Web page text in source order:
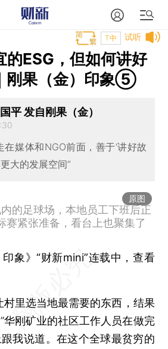
试听
T中
的ESG，但如何讲好
刚果（金）印象⑤
平 发自刚果（金）
在媒体和NGO前面，善于‘讲好故
大的发展空间”
原图
的足球场，本地员工下班后正
赛紧张准备，看台上也聚集了
印象》“财新mini”连载中，查看
村里选当地最需要的东西，结果
华刚矿业的社区工作人员在做完
我说道。在这个全球最贫穷的